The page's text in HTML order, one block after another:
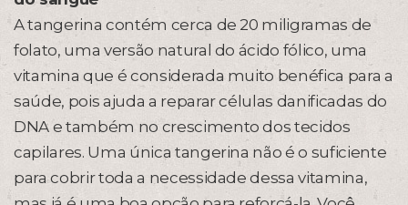
A tangerina contém cerca de 20 miligramas de
folato, uma versão natural do ácido fólico, uma
vitamina que é considerada muito benéfica para a
saúde, pois ajuda a reparar células danificadas do
DNA e também no crescimento dos tecidos
capilares. Uma única tangerina não é o suficiente
para cobrir toda a necessidade dessa vitamina,